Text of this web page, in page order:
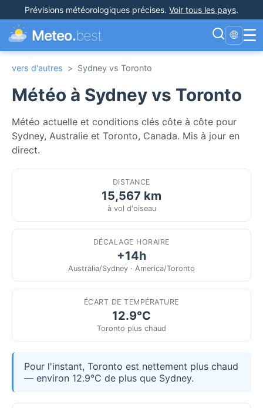
Prévisions météorologiques précises. Voir tous les pays.
Meteo.best 🌐 ☰
vers d'autres > Sydney vs Toronto
Météo à Sydney vs Toronto
Météo actuelle et conditions clés côte à côte pour
Sydney, Australie et Toronto, Canada. Mis à jour en
direct.
DISTANCE
15,567 km
à vol d'oiseau
DÉCALAGE HORAIRE
+14h
Australia/Sydney · America/Toronto
ÉCART DE TEMPÉRATURE
12.9°C
Toronto plus chaud
Pour l'instant, Toronto est nettement plus chaud
— environ 12.9°C de plus que Sydney.